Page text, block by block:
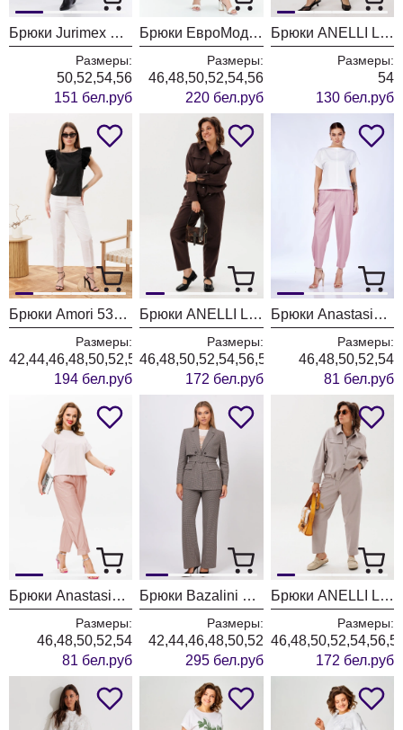
Брюки Jurimex West 3552
Размеры:
50,52,54,56
151 бел.руб
Брюки ЕвроМода 731 синий
Размеры:
46,48,50,52,54,56
220 бел.руб
Брюки ANELLI LAUREL 1718 глубина океана
Размеры:
54
130 бел.руб
Брюки Amori 5312 молоко
Размеры:
42,44,46,48,50,52,54,56
194 бел.руб
Брюки ANELLI LAUREL 1853 горячий шоколад
Размеры:
46,48,50,52,54,56,58,60,62
172 бел.руб
Брюки Anastasia 979-3 холодный розовый
Размеры:
46,48,50,52,54
81 бел.руб
Брюки Anastasia 979-3 пыльная роза
Размеры:
46,48,50,52,54
81 бел.руб
Брюки Bazalini 5070 серый
Размеры:
42,44,46,48,50,52
295 бел.руб
Брюки ANELLI LAUREL 1853 новый бежевый
Размеры:
172 бел.руб